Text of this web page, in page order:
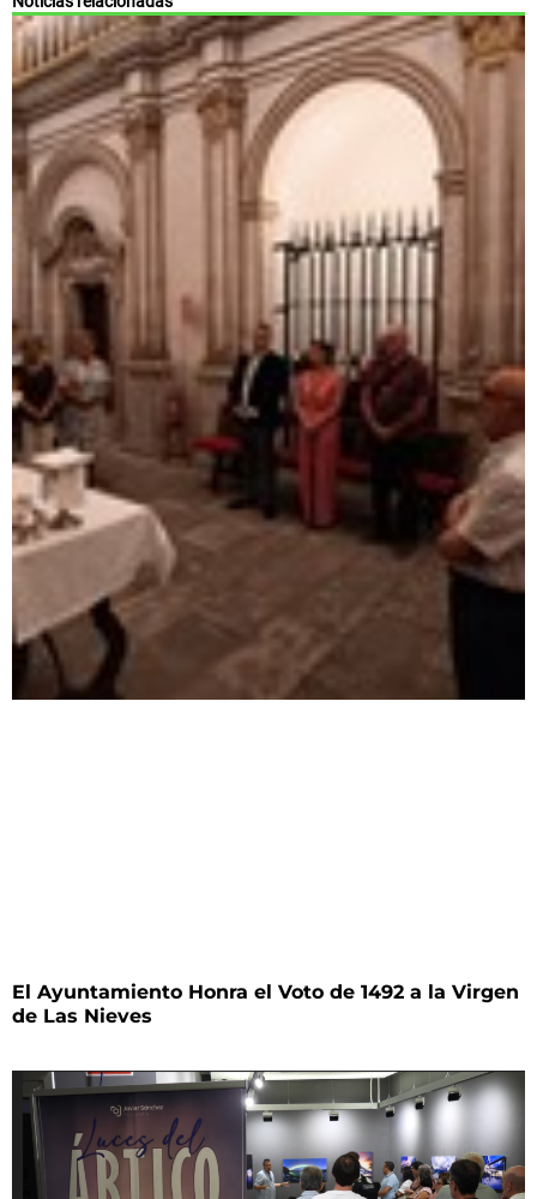
El Ayuntamiento Honra el Voto de 1492 a la Virgen
de Las Nieves